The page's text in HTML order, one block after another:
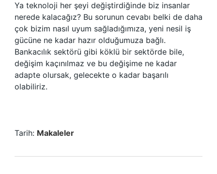
Ya teknoloji her şeyi değiştirdiğinde biz insanlar
nerede kalacağız? Bu sorunun cevabı belki de daha
çok bizim nasıl uyum sağladığımıza, yeni nesil iş
gücüne ne kadar hazır olduğumuza bağlı.
Bankacılık sektörü gibi köklü bir sektörde bile,
değişim kaçınılmaz ve bu değişime ne kadar
adapte olursak, gelecekte o kadar başarılı
olabiliriz.
Tarih: Makaleler